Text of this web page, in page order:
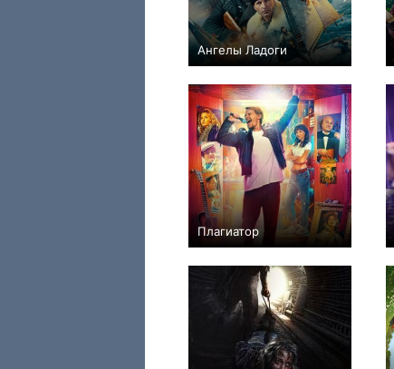
Ангелы Ладоги
+10
Плагиатор
+15